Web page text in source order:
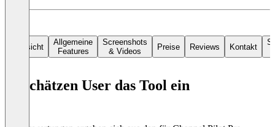
Übersicht
Allgemeine
Features
Screenshots
& Videos
Preise Reviews Kontakt
So schätzen User das Tool ein